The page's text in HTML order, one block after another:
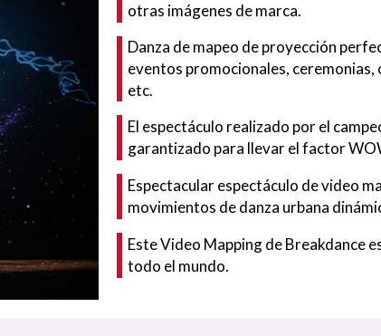
otras imágenes de marca.
Danza de mapeo de proyección
eventos promocionales, ceremonias,
etc.
El espectáculo realizado por el
garantizado para llevar el factor
Espectacular espectáculo de video
movimientos de danza urbana
Este Video Mapping de Breakdance
todo el mundo.